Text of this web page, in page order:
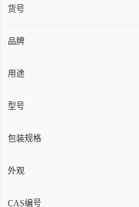
货号
品牌
用途
型号
包装规格
外观
CAS编号